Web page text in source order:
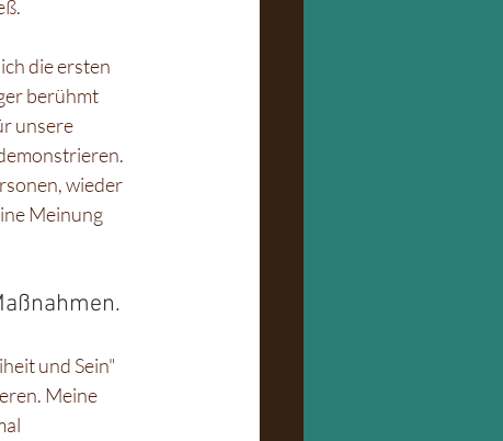
die ersten
berühmt
unsere
wieder
Meinung
und Sein"
Meine